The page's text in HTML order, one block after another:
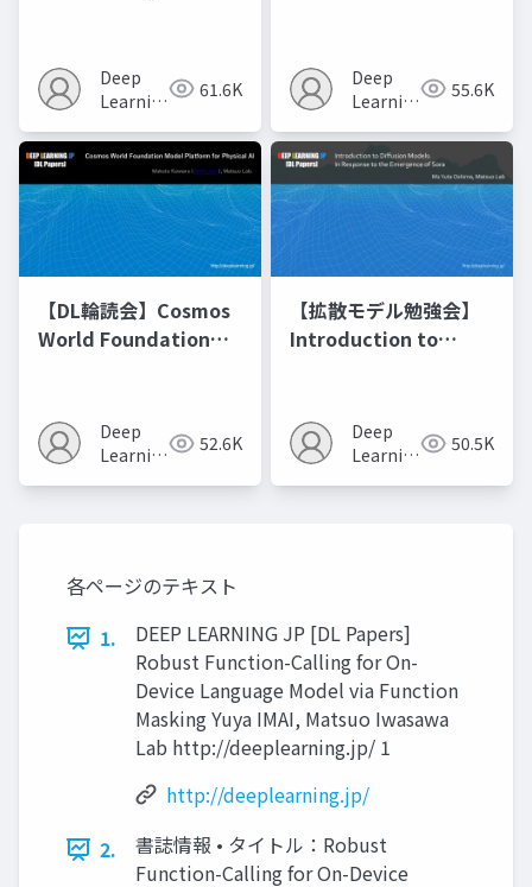
Recipes モデルマージ
の進化的最適化
Deep
Learning
61.6K
Deep
Learning
55.6K
【DL輪読会】Cosmos
World Foundation
Deep
Learning
52.6K
【拡散モデル勉強会】
Introduction to
Deep
Learning
50.5K
各ページのテキスト
1.
DEEP LEARNING JP [DL Papers]
Robust Function-Calling for On-
Device Language Model via Function
Masking Yuya IMAI, Matsuo Iwasawa
Lab http://deeplearning.jp/ 1
http://deeplearning.jp/
2.
書誌情報 • タイトル：Robust
Function-Calling for On-Device